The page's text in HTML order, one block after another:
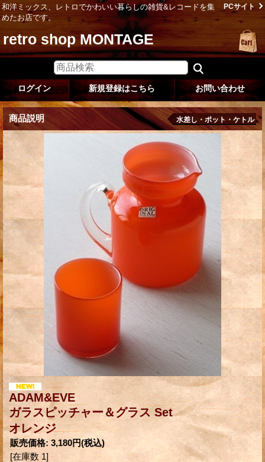
和洋ミックス、レトロでかわいい暮らしの雑貨&レコードを集
めたお店です。
PCサイト
retro shop MONTAGE
ログイン 新規登録はこちら お問い合わせ
商品説明 水差し・ポット・ケトル
ADAM&EVE
ガラスピッチャー＆グラス Set
オレンジ
販売価格: 3,180円(税込)
[在庫数 1]